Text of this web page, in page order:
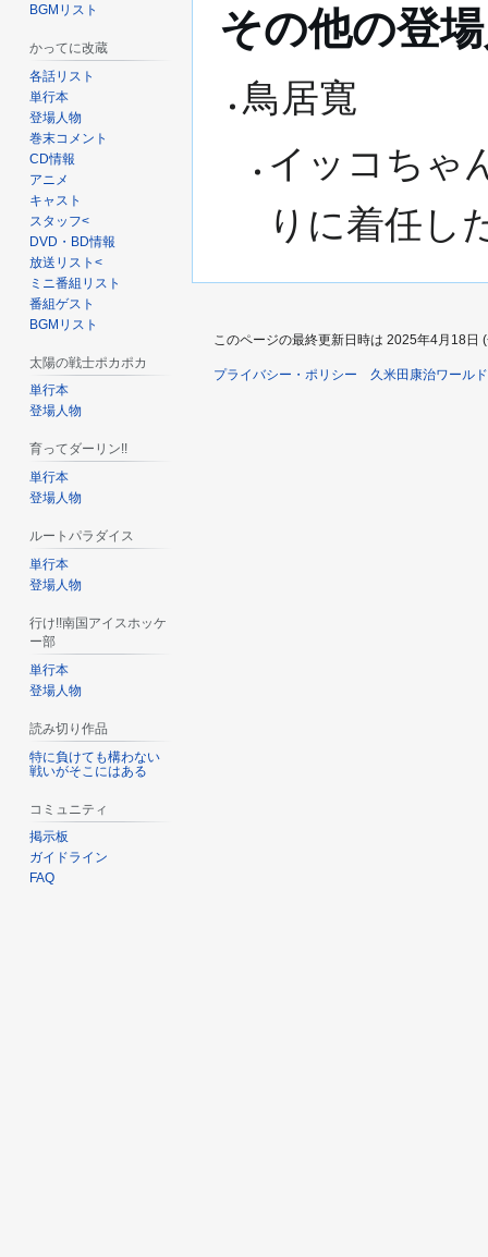
その他の登
鳥居寬
イッコちゃ
りに着任し
BGMリスト
かってに改蔵
各話リスト
単行本
登場人物
巻末コメント
CD情報
アニメ
キャスト
スタッフ<
DVD・BD情報
放送リスト<
ミニ番組リスト
番組ゲスト
BGMリスト
太陽の戦士ポカポカ
単行本
登場人物
育ってダーリン!!
単行本
登場人物
ルートパラダイス
単行本
登場人物
行け!!南国アイスホッケ
ー部
単行本
登場人物
読み切り作品
特に負けても構わない
戦いがそこにはある
コミュニティ
掲示板
ガイドライン
FAQ
このページの最終更新日時は 2025年4月18日
プライバシー・ポリシー 久米田康治ワール